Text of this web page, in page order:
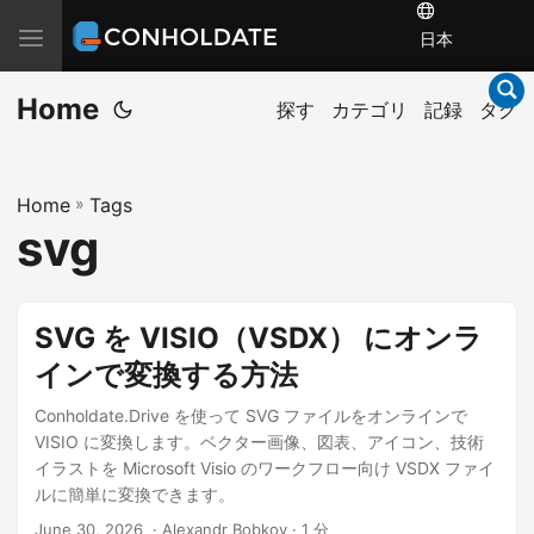
T
o
g
e
n
a
g
a
t
o
日本
Home 探す カテゴリ 記録 タグ
Home » Tags
svg
SVG を VISIO（VSDX） にオンラ
インで変換する方法
Conholdate.Drive を使って SVG ファイルをオンラインで
VISIO に変換します。ベクター画像、図表、アイコン、技術
イラストを Microsoft Visio のワークフロー向け VSDX ファイ
ルに簡単に変換できます。
June 30, 2026 ‎ · Alexandr Bobkov · 1 分